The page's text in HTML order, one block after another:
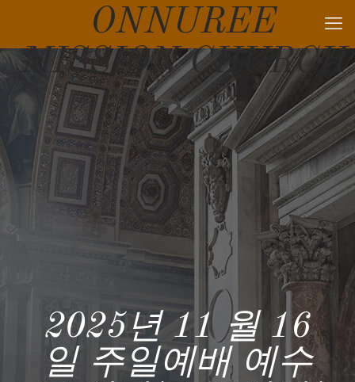
ONNUREE
MISSION CHURCH
2025년 11 월 16
일 주일예배 예수